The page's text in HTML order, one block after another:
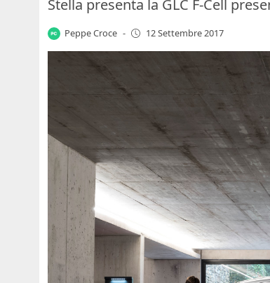
Stella presenta la GLC F-Cell
Peppe Croce - 12 Settembre 2017